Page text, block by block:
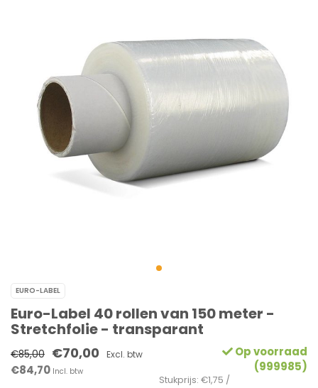
EURO-LABEL
Euro-Label 40 rollen van 150 meter -
Stretchfolie - transparant
€85,00 €70,00 Excl. btw
€84,70 Incl. btw
Op voorraad
(999985)
Stukprijs: €1,75 /